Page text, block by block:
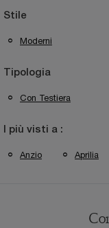
Stile
Moderni
Tipologia
Con Testiera
I più visti a :
Anzio Aprilia